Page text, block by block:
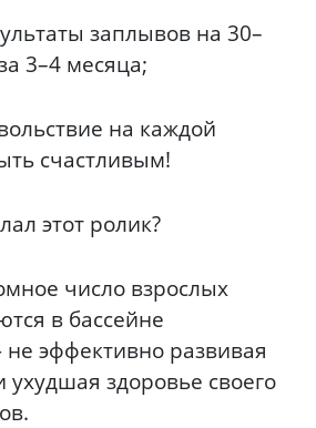
заплывов на 30–
3–4 месяца;
на каждой
счастливым!
этот ролик?
число взрослых
в бассейне
эффективно развивая
ухудшая здоровье своего